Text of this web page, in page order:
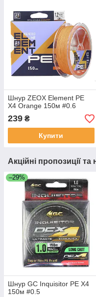
Шнур ZEOX Element PE
X4 Orange 150м #0.6
239 ₴
Купити
Акційні пропозиції та
–29%
Шнур GC Inquisitor PE X4
150м #0.5